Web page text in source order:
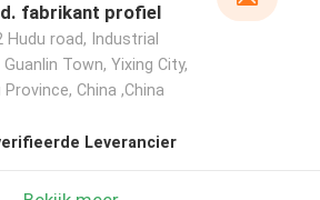
fabrikant profiel
Hudu road, Industrial
Guanlin Town, Yixing City,
China ,China
Leverancier